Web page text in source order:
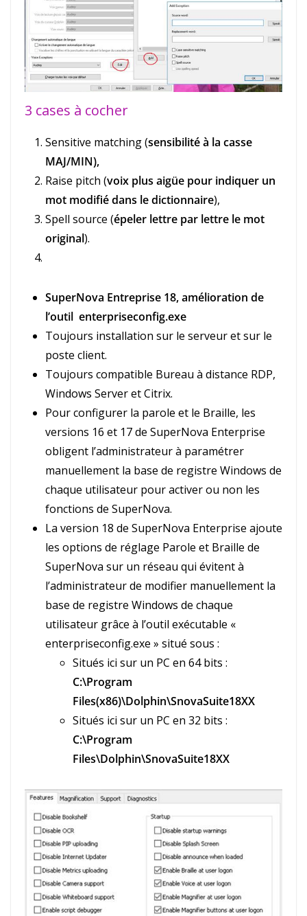
3 cases à cocher
Sensitive matching (sensibilité à la casse
MAJ/MIN),
Raise pitch (voix plus aigüe pour indiquer un
mot modifié dans le dictionnaire),
Spell source (épeler lettre par lettre le mot
original).
SuperNova Entreprise 18, amélioration de
l’outil enterpriseconfig.exe
Toujours installation sur le serveur et sur le
poste client.
Toujours compatible Bureau à distance RDP,
Windows Server et Citrix.
Pour configurer la parole et le Braille, les
versions 16 et 17 de SuperNova Enterprise
obligent l’administrateur à paramétrer
manuellement la base de registre Windows de
chaque utilisateur pour activer ou non les
fonctions de SuperNova.
La version 18 de SuperNova Enterprise ajoute
les options de réglage Parole et Braille de
SuperNova sur un réseau qui évitent à
l’administrateur de modifier manuellement la
base de registre Windows de chaque
utilisateur grâce à l’outil exécutable «
enterpriseconfig.exe » situé sous :
Situés ici sur un PC en 64 bits :
C:\Program
Files(x86)\Dolphin\SnovaSuite18XX
Situés ici sur un PC en 32 bits :
C:\Program
Files\Dolphin\SnovaSuite18XX